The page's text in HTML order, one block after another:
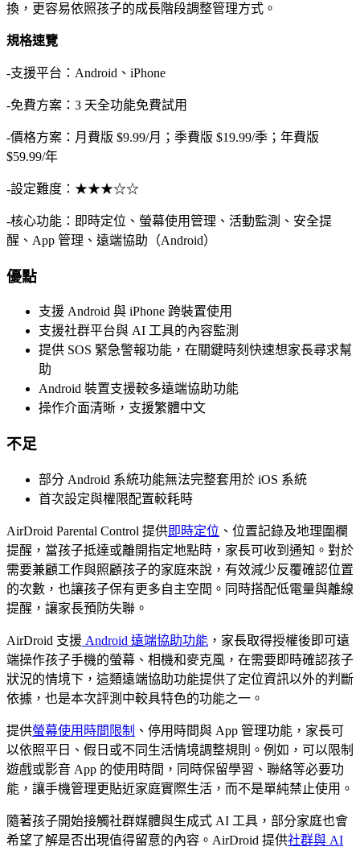
換，更容易依照孩子的成長階段調整管理方式。
規格速覽
-支援平台：Android、iPhone
-免費方案：3 天全功能免費試用
-價格方案：月費版 $9.99/月；季費版 $19.99/季；年費版
$59.99/年
-設定難度：★★★☆☆
-核心功能：即時定位、螢幕使用管理、活動監測、安全提
醒、App 管理、遠端協助（Android）
優點
支援 Android 與 iPhone 跨裝置使用
支援社群平台與 AI 工具的內容監測
提供 SOS 緊急警報功能，在關鍵時刻快速想家長尋求幫
助
Android 裝置支援較多遠端協助功能
操作介面清晰，支援繁體中文
不足
部分 Android 系統功能無法完整套用於 iOS 系統
首次設定與權限配置較耗時
AirDroid Parental Control 提供即時定位 、位置記錄及地理圍欄
提醒，當孩子抵達或離開指定地點時，家長可收到通知。對於
需要兼顧工作與照顧孩子的家庭來說，有效減少反覆確認位置
的次數，也讓孩子保有更多自主空間。同時搭配低電量與離線
提醒，讓家長預防失聯。
AirDroid 支援 Android 遠端協助功能 ，家長取得授權後即可遠
端操作孩子手機的螢幕、相機和麥克風，在需要即時確認孩子
狀況的情境下，這類遠端協助功能提供了定位資訊以外的判斷
依據，也是本次評測中較具特色的功能之一。
提供螢幕使用時間限制 、停用時間與 App 管理功能，家長可
以依照平日、假日或不同生活情境調整規則。例如，可以限制
遊戲或影音 App 的使用時間，同時保留學習、聯絡等必要功
能，讓手機管理更貼近家庭實際生活，而不是單純禁止使用。
隨著孩子開始接觸社群媒體與生成式 AI 工具，部分家庭也會
希望了解是否出現值得留意的內容。AirDroid 提供社群與 AI